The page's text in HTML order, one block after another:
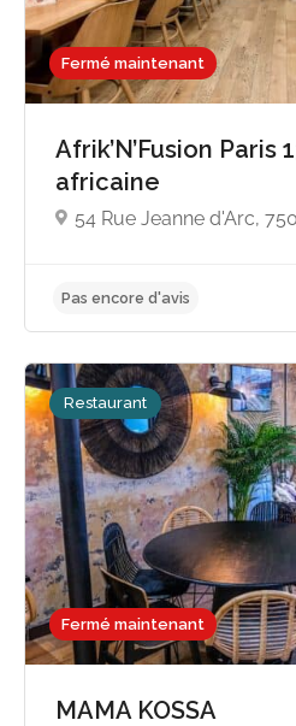
Pas encore d'avis
Fermé maintenant
Afrik’N’Fusion Paris
africaine
54 Rue Jeanne d'Arc,
Fermé maintenant
Restaurant
MAMA KOSSA